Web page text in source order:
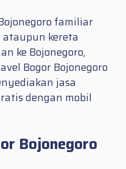
familiar
kereta
ke Bojonegoro,
Bogor Bojonegoro
jasa
dengan mobil
Bojonegoro